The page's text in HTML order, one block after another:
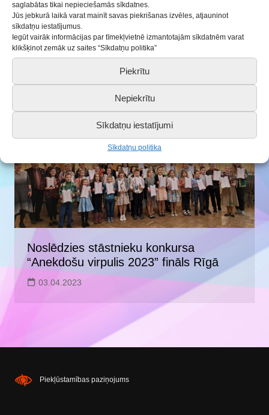
saglabātas tikai nepieciešamās sīkdatnes.
Jūs jebkurā laikā varat mainīt savas piekrišanas izvēles, atjauninot
sīkdatņu iestatījumus.
Iegūt vairāk informācijas par tīmekļvietnē izmantotajām sīkdatnēm varat
klikšķinot zemāk uz saites “Sīkdatņu politika”
Piekrītu
Nepiekrītu
Sīkdatņu iestatījumi
Sīkdatņu politika
Dziedāšanas svētki pulcina ap 400
dziedātāju no 9 Saldus novada izglītības
iestādēm
25.04.2023
Noslēdzies stāstnieku konkursa
“Anekdošu virpulis 2023” fināls Rīgā
03.04.2023
Piekļūstamības paziņojums